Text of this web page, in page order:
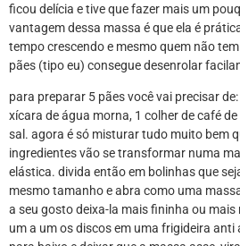
ficou delícia e tive que fazer mais um
vantagem dessa massa é que ela é
tempo crescendo e mesmo quem não
pães (tipo eu) consegue desenrolar
para preparar 5 pães você vai precisar de:
xícara de água morna, 1 colher de café
sal . agora é só misturar tudo muito bem
ingredientes vão se transformar numa
elástica. divida então em bolinhas que
mesmo tamanho e abra como uma
a seu gosto deixa-la mais fininha ou
um a um os discos em uma frigideira anti